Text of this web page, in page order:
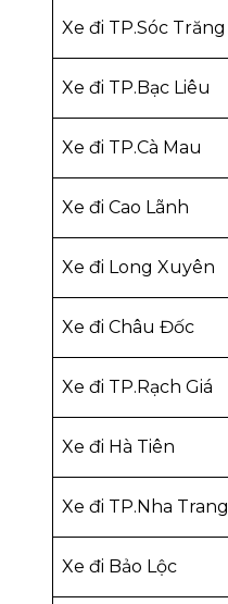
Xe đi TP.Sóc Trăng
Xe đi TP.Bạc Liêu
Xe đi TP.Cà Mau
Xe đi Cao Lãnh
Xe đi Long Xuyên
Xe đi Châu Đốc
Xe đi TP.Rạch Giá
Xe đi Hà Tiên
Xe đi TP.Nha Trang
Xe đi Bảo Lộc